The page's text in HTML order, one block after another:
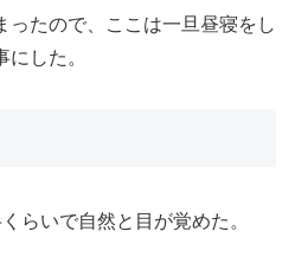
ったので、ここは一旦昼寝をし
した。
らいで自然と目が覚めた。